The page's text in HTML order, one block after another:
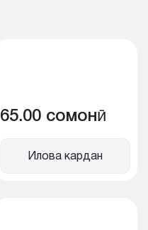
65.00 сомонӣ
Илова кардан